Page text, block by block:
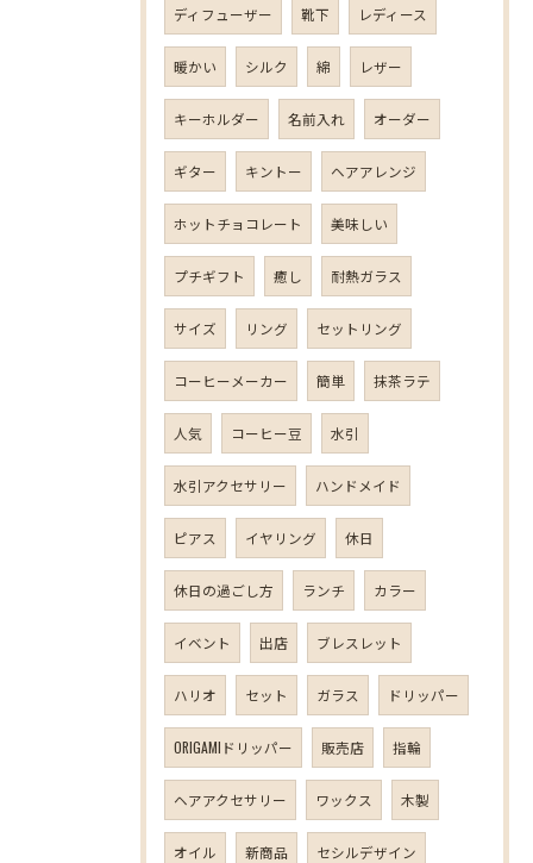
ディフューザー 靴下 レディース
暖かい シルク 綿 レザー
キーホルダー 名前入れ オーダー
ギター キントー ヘアアレンジ
ホットチョコレート 美味しい
プチギフト 癒し 耐熱ガラス
サイズ リング セットリング
コーヒーメーカー 簡単 抹茶ラテ
人気 コーヒー豆 水引
水引アクセサリー ハンドメイド
ピアス イヤリング 休日
休日の過ごし方 ランチ カラー
イベント 出店 ブレスレット
ハリオ セット ガラス ドリッパー
ORIGAMIドリッパー 販売店 指輪
ヘアアクセサリー ワックス 木製
オイル 新商品 セシルデザイン